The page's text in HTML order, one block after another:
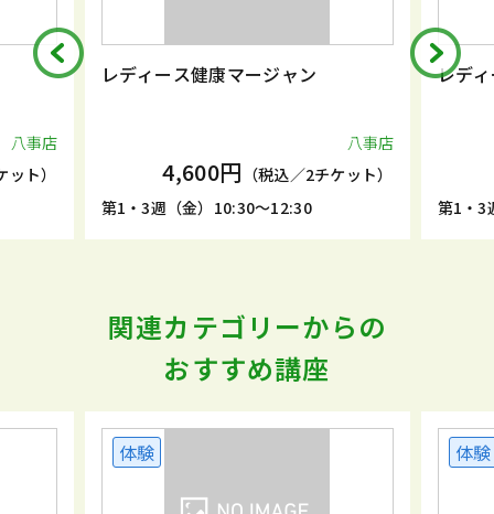
八事店
ト）
レディース健康マージャン
八事店
4,600円 （税込／2チケット）
第1・3週（金）10:30～12:30
レデ
第1・3
関連カテゴリーからの
おすすめ講座
体験 体験